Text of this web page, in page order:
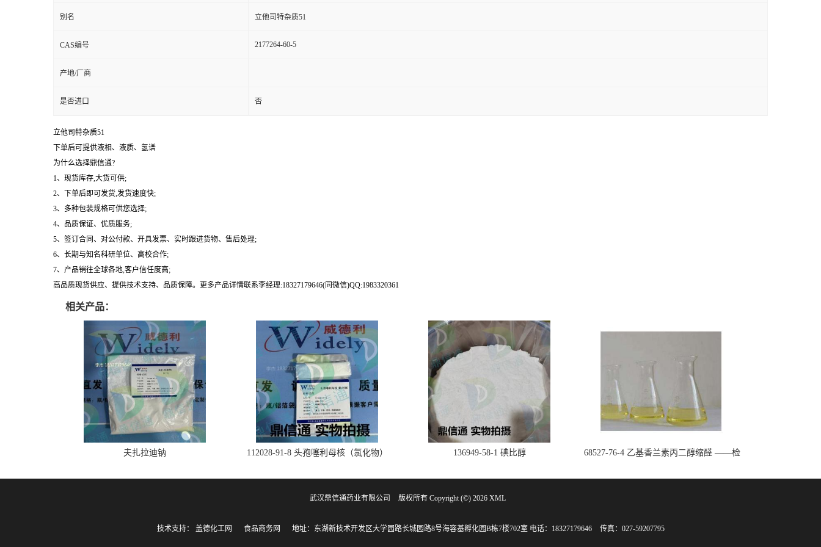
别名 立他司特杂质51
CAS编号 2177264-60-5
产地/厂商
是否进口 否
立他司特杂质51
下单后可提供液相、液质、氢谱
为什么选择鼎信通?
1、现货库存,大货可供;
2、下单后即可发货,发货速度快;
3、多种包装规格可供您选择;
4、品质保证、优质服务;
5、签订合同、对公付款、开具发票、实时跟进货物、售后处理;
6、长期与知名科研单位、高校合作;
7、产品销往全球各地,客户信任度高;
高品质现货供应、提供技术支持、品质保障。更多产品详情联系李经理:18327179646(同微信)QQ:1983320361
相关产品：
夫扎拉迪钠 112028-91-8 头孢噻利母核（氯化物） 136949-58-1 碘比醇
68527-76-4 乙基香兰素丙二醇缩醛 ——检
武汉鼎信通药业有限公司 版权所有 Copyright (©) 2026 XML
技术支持： 盖德化工网 食品商务网 地址：东湖新技术开发区大学园路长城园路8号海容基孵化园B栋7楼702室 电话：18327179646 传真：027-59207795